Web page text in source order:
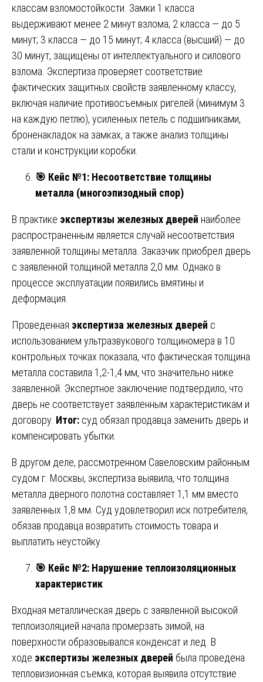
классам взломостойкости. Замки 1 класса
выдерживают менее 2 минут взлома; 2 класса — до 5
минут; 3 класса — до 15 минут; 4 класса (высший) — до
30 минут, защищены от интеллектуального и силового
взлома. Экспертиза проверяет соответствие
фактических защитных свойств заявленному классу,
включая наличие противосъемных ригелей (минимум 3
на каждую петлю), усиленных петель с подшипниками,
броненакладок на замках, а также анализ толщины
стали и конструкции коробки.
🎯 Кейс №1: Несоответствие толщины
металла (многоэпизодный спор)
В практике экспертизы железных дверей наиболее
распространенным является случай несоответствия
заявленной толщины металла. Заказчик приобрел дверь
с заявленной толщиной металла 2,0 мм. Однако в
процессе эксплуатации появились вмятины и
деформация.
Проведенная экспертиза железных дверей с
использованием ультразвукового толщиномера в 10
контрольных точках показала, что фактическая толщина
металла составила 1,2-1,4 мм, что значительно ниже
заявленной. Экспертное заключение подтвердило, что
дверь не соответствует заявленным характеристикам и
договору. Итог: суд обязал продавца заменить дверь и
компенсировать убытки.
В другом деле, рассмотренном Савеловским районным
судом г. Москвы, экспертиза выявила, что толщина
металла дверного полотна составляет 1,1 мм вместо
заявленных 1,8 мм. Суд удовлетворил иск потребителя,
обязав продавца возвратить стоимость товара и
выплатить неустойку.
🎯 Кейс №2: Нарушение теплоизоляционных
характеристик
Входная металлическая дверь с заявленной высокой
теплоизоляцией начала промерзать зимой, на
поверхности образовывался конденсат и лед. В
ходе экспертизы железных дверей была проведена
тепловизионная съемка, которая выявила отсутствие